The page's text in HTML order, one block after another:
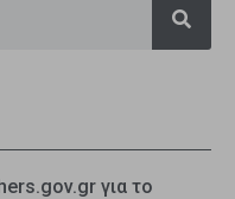
για το